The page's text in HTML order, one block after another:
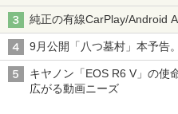
純正の有線CarPlay/Android
9月公開「八つ墓村」本予告
キヤノン「EOS R6 V」の使
広がる動画ニーズ